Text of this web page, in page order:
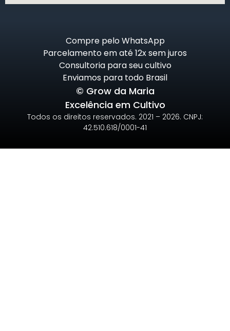
Compre pelo WhatsApp
Parcelamento em até 12x sem juros
Consultoria para seu cultivo
Enviamos para todo Brasil
© Grow da Maria
Excelência em Cultivo
Todos os direitos reservados. 2021 – 2026. CNPJ:
42.510.618/0001-41